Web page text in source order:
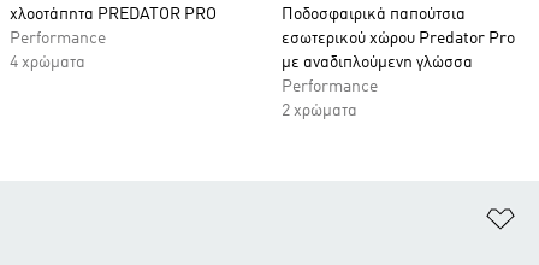
χλοοτάπητα PREDATOR PRO
Performance
4 χρώματα
Ποδοσφαιρικά παπούτσια
εσωτερικού χώρου Predator Pro
με αναδιπλούμενη γλώσσα
Performance
2 χρώματα